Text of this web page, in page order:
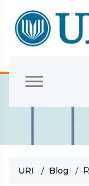
URI / Blog /